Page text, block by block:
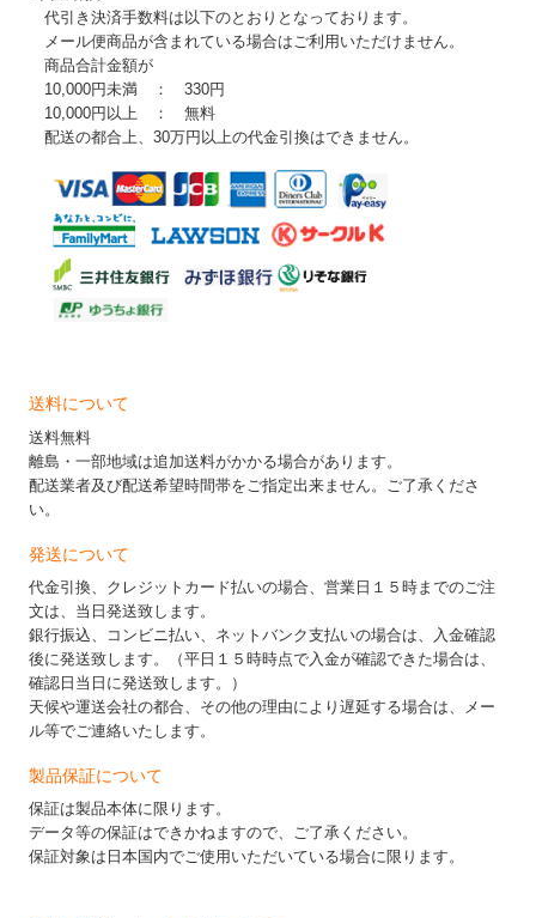
代引き決済手数料は以下のとおりとなっております。
メール便商品が含まれている場合はご利用いただけません。
商品合計金額が
10,000円未満 ： 330円
10,000円以上 ： 無料
配送の都合上、30万円以上の代金引換はできません。
送料について
送料無料
離島・一部地域は追加送料がかかる場合があります。
配送業者及び配送希望時間帯をご指定出来ません。ご了承くださ
い。
発送について
代金引換、クレジットカード払いの場合、営業日１５時までのご注
文は、当日発送致します。
銀行振込、コンビニ払い、ネットバンク支払いの場合は、入金確認
後に発送致します。（平日１５時時点で入金が確認できた場合は、
確認日当日に発送致します。）
天候や運送会社の都合、その他の理由により遅延する場合は、メー
ル等でご連絡いたします。
製品保証について
保証は製品本体に限ります。
データ等の保証はできかねますので、ご了承ください。
保証対象は日本国内でご使用いただいている場合に限ります。